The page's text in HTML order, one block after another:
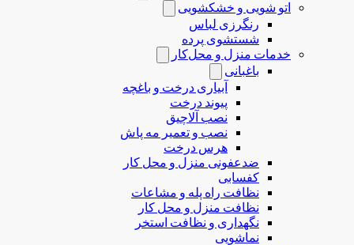
اتو شویی و خشکشویی
رنگرزی لباس
شستشوی پرده
خدمات منزل و محل‌کار
باغبانی
آبیاری درخت و باغچه
پیوند درخت
نصب آلاچیق
نصب و تعمیر مه پاش
هرس درخت
ضدعفونی منزل و محل کار
کفسابی
نظافت راه پله و مشاعات
نظافت منزل و محل کار
نگهداری و نظافت استخر
نماشویی